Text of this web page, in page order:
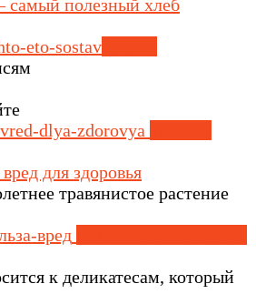
полезный хлеб
для здоровья
травянистое растение
к деликатесам, который